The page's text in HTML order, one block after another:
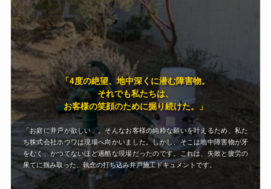
「4度の絶望、地中深くに潜む障害物。
それでも私たちは、
お客様の笑顔のために掘り続けた。」
「お庭に井戸が欲しい」。そんなお客様の純粋な願いを叶えるため、私た
ち株式会社ホウワは現場へ向かいました。しかし、そこは地中障害物が牙
をむく、かつてないほど過酷な現場だったのです。これは、失敗と疲労の
果てに掴み取った、執念の打ち込み井戸施工ドキュメントです。